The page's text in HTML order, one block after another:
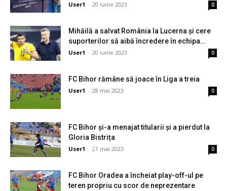
User1 - 20 iunie 2023 0
Mihăilă a salvat România la Lucerna și cere
suporterilor să aibă încredere în echipa...
User1 - 20 iunie 2023 0
FC Bihor rămâne să joace în Liga a treia
User1 - 28 mai 2023 0
FC Bihor și-a menajat titularii și a pierdut la
Gloria Bistrița
User1 - 21 mai 2023 0
FC Bihor Oradea a încheiat play-off-ul pe
teren propriu cu scor de neprezentare